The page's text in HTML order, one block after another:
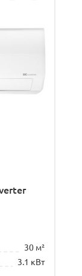
30 м²
3.1 кВт